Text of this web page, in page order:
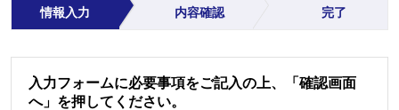
情報入力 内容確認 完了
入力フォームに必要事項をご記入の上、「確認画面
へ」を押してください。